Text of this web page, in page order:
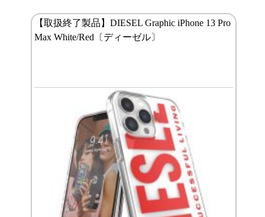
【取扱終了製品】DIESEL Graphic iPhone 13 Pro
Max White/Red〔ディーゼル〕